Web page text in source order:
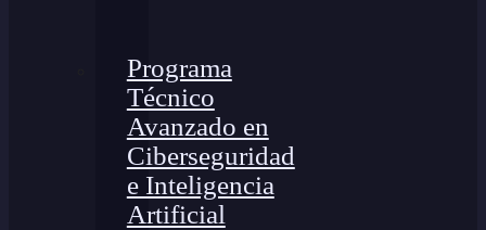
Programa
Técnico
Avanzado en
Ciberseguridad
e Inteligencia
Artificial